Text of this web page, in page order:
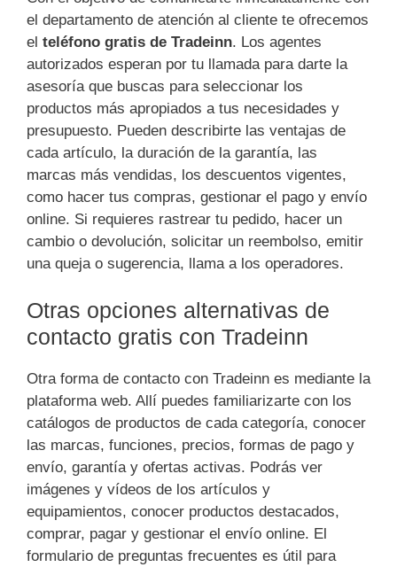
el departamento de atención al cliente te ofrecemos
el teléfono gratis de Tradeinn. Los agentes
autorizados esperan por tu llamada para darte la
asesoría que buscas para seleccionar los
productos más apropiados a tus necesidades y
presupuesto. Pueden describirte las ventajas de
cada artículo, la duración de la garantía, las
marcas más vendidas, los descuentos vigentes,
como hacer tus compras, gestionar el pago y envío
online. Si requieres rastrear tu pedido, hacer un
cambio o devolución, solicitar un reembolso, emitir
una queja o sugerencia, llama a los operadores.
Otras opciones alternativas de
contacto gratis con Tradeinn
Otra forma de contacto con Tradeinn es mediante la
plataforma web. Allí puedes familiarizarte con los
catálogos de productos de cada categoría, conocer
las marcas, funciones, precios, formas de pago y
envío, garantía y ofertas activas. Podrás ver
imágenes y vídeos de los artículos y
equipamientos, conocer productos destacados,
comprar, pagar y gestionar el envío online. El
formulario de preguntas frecuentes es útil para